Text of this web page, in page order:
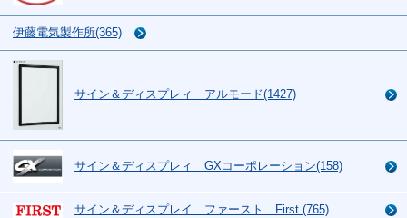
伊藤電気製作所(365)
サイン＆ディスプレィ アルモード(1427)
サイン＆ディスプレィ GXコーポレーション(158)
サイン＆ディスプレイ ファースト First (765)